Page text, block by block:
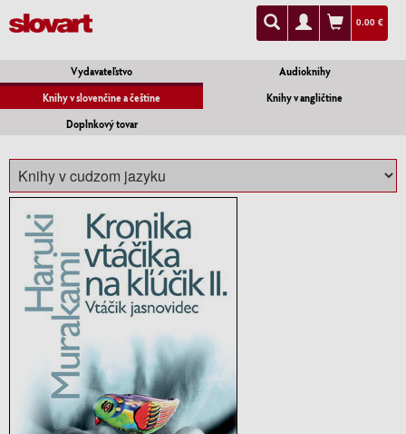
0.00 €
Vydavateľstvo
Audioknihy
Knihy v slovenčine a češtine
Knihy v angličtine
Doplnkový tovar